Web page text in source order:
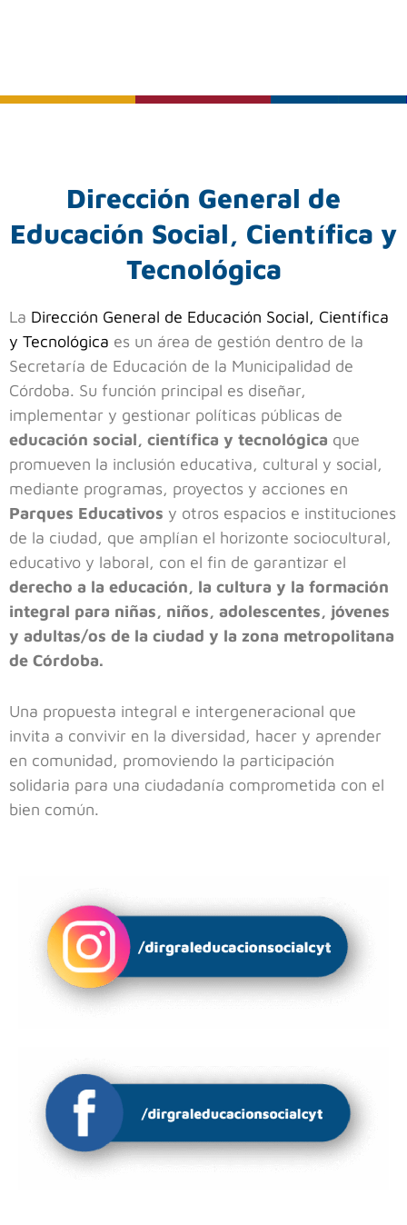
Dirección General de
Educación Social, Científica y
Tecnológica
La Dirección General de Educación Social, Científica
y Tecnológica es un área de gestión dentro de la
Secretaría de Educación de la Municipalidad de
Córdoba. Su función principal es diseñar,
implementar y gestionar políticas públicas de
educación social, científica y tecnológica que
promueven la inclusión educativa, cultural y social,
mediante programas, proyectos y acciones en
Parques Educativos y otros espacios e instituciones
de la ciudad, que amplían el horizonte sociocultural,
educativo y laboral, con el fin de garantizar el
derecho a la educación, la cultura y la formación
integral para niñas, niños, adolescentes, jóvenes
y adultas/os de la ciudad y la zona metropolitana
de Córdoba.
Una propuesta integral e intergeneracional que
invita a convivir en la diversidad, hacer y aprender
en comunidad, promoviendo la participación
solidaria para una ciudadanía comprometida con el
bien común.